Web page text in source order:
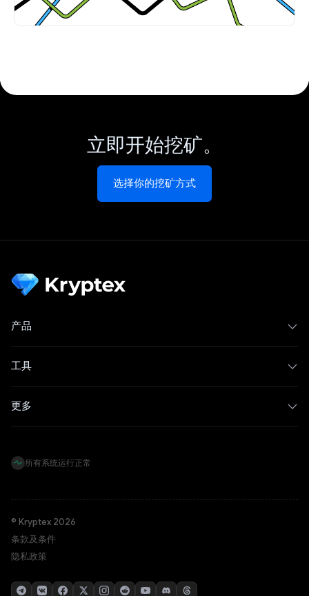
立即开始挖矿。
选择你的挖矿方式
产品
工具
更多
所有系统运行正常
© Kryptex 2026
条款及条件
隐私政策